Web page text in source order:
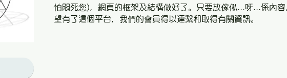
怕悶死您)，網頁的框架及結構做好了。只要放傢俬...呀...係內
望有了這個平台，我們的會員得以連繫和取得有關資訊。